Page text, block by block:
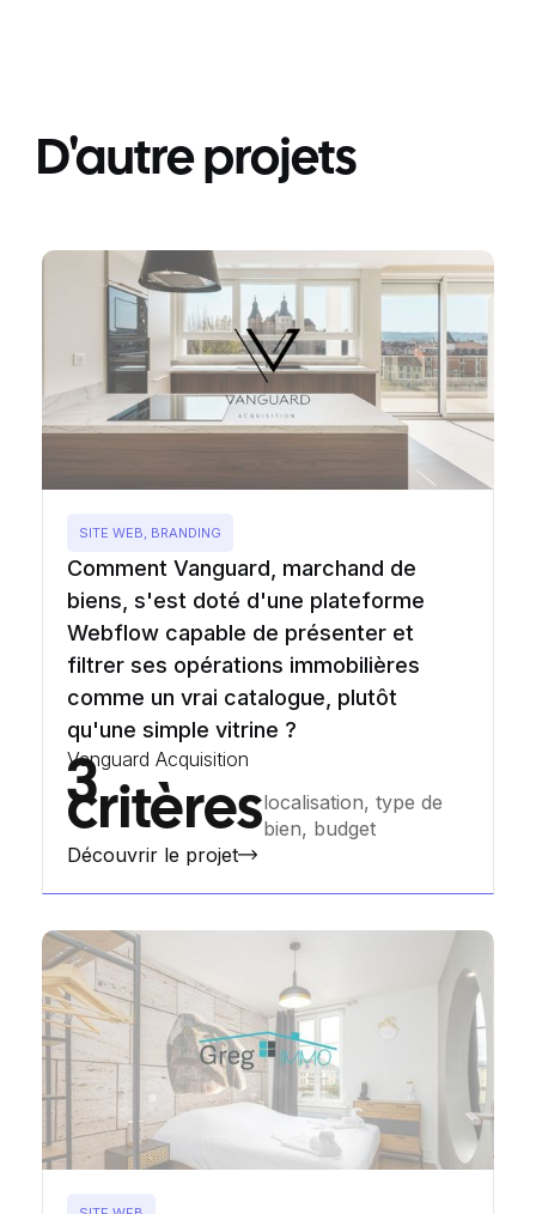
D'autre projets
SITE WEB, BRANDING
Comment Vanguard, marchand de
biens, s'est doté d'une plateforme
Webflow capable de présenter et
filtrer ses opérations immobilières
comme un vrai catalogue, plutôt
qu'une simple vitrine ?
Vanguard Acquisition
3
critèreslocalisation, type de
bien, budget
Découvrir le projet